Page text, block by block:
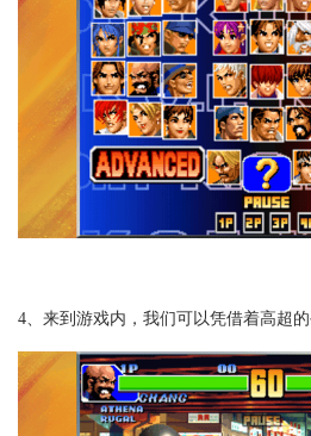
4、来到游戏内，我们可以凭借着高超的